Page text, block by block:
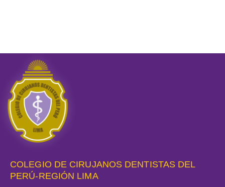
COLEGIO DE CIRUJANOS DENTISTAS DEL
PERÚ-REGIÓN LIMA